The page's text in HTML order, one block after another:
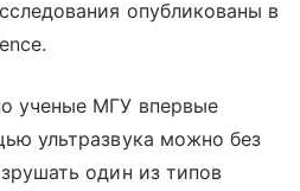
опубликованы в
ученые МГУ впервые
ультразвука можно без
один из типов